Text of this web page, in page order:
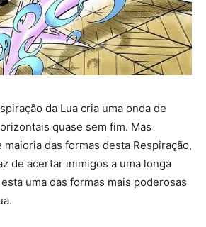
da Lua cria uma onda de
quase sem fim. Mas
das formas desta Respiração,
de acertar inimigos a uma longa
uma das formas mais poderosas